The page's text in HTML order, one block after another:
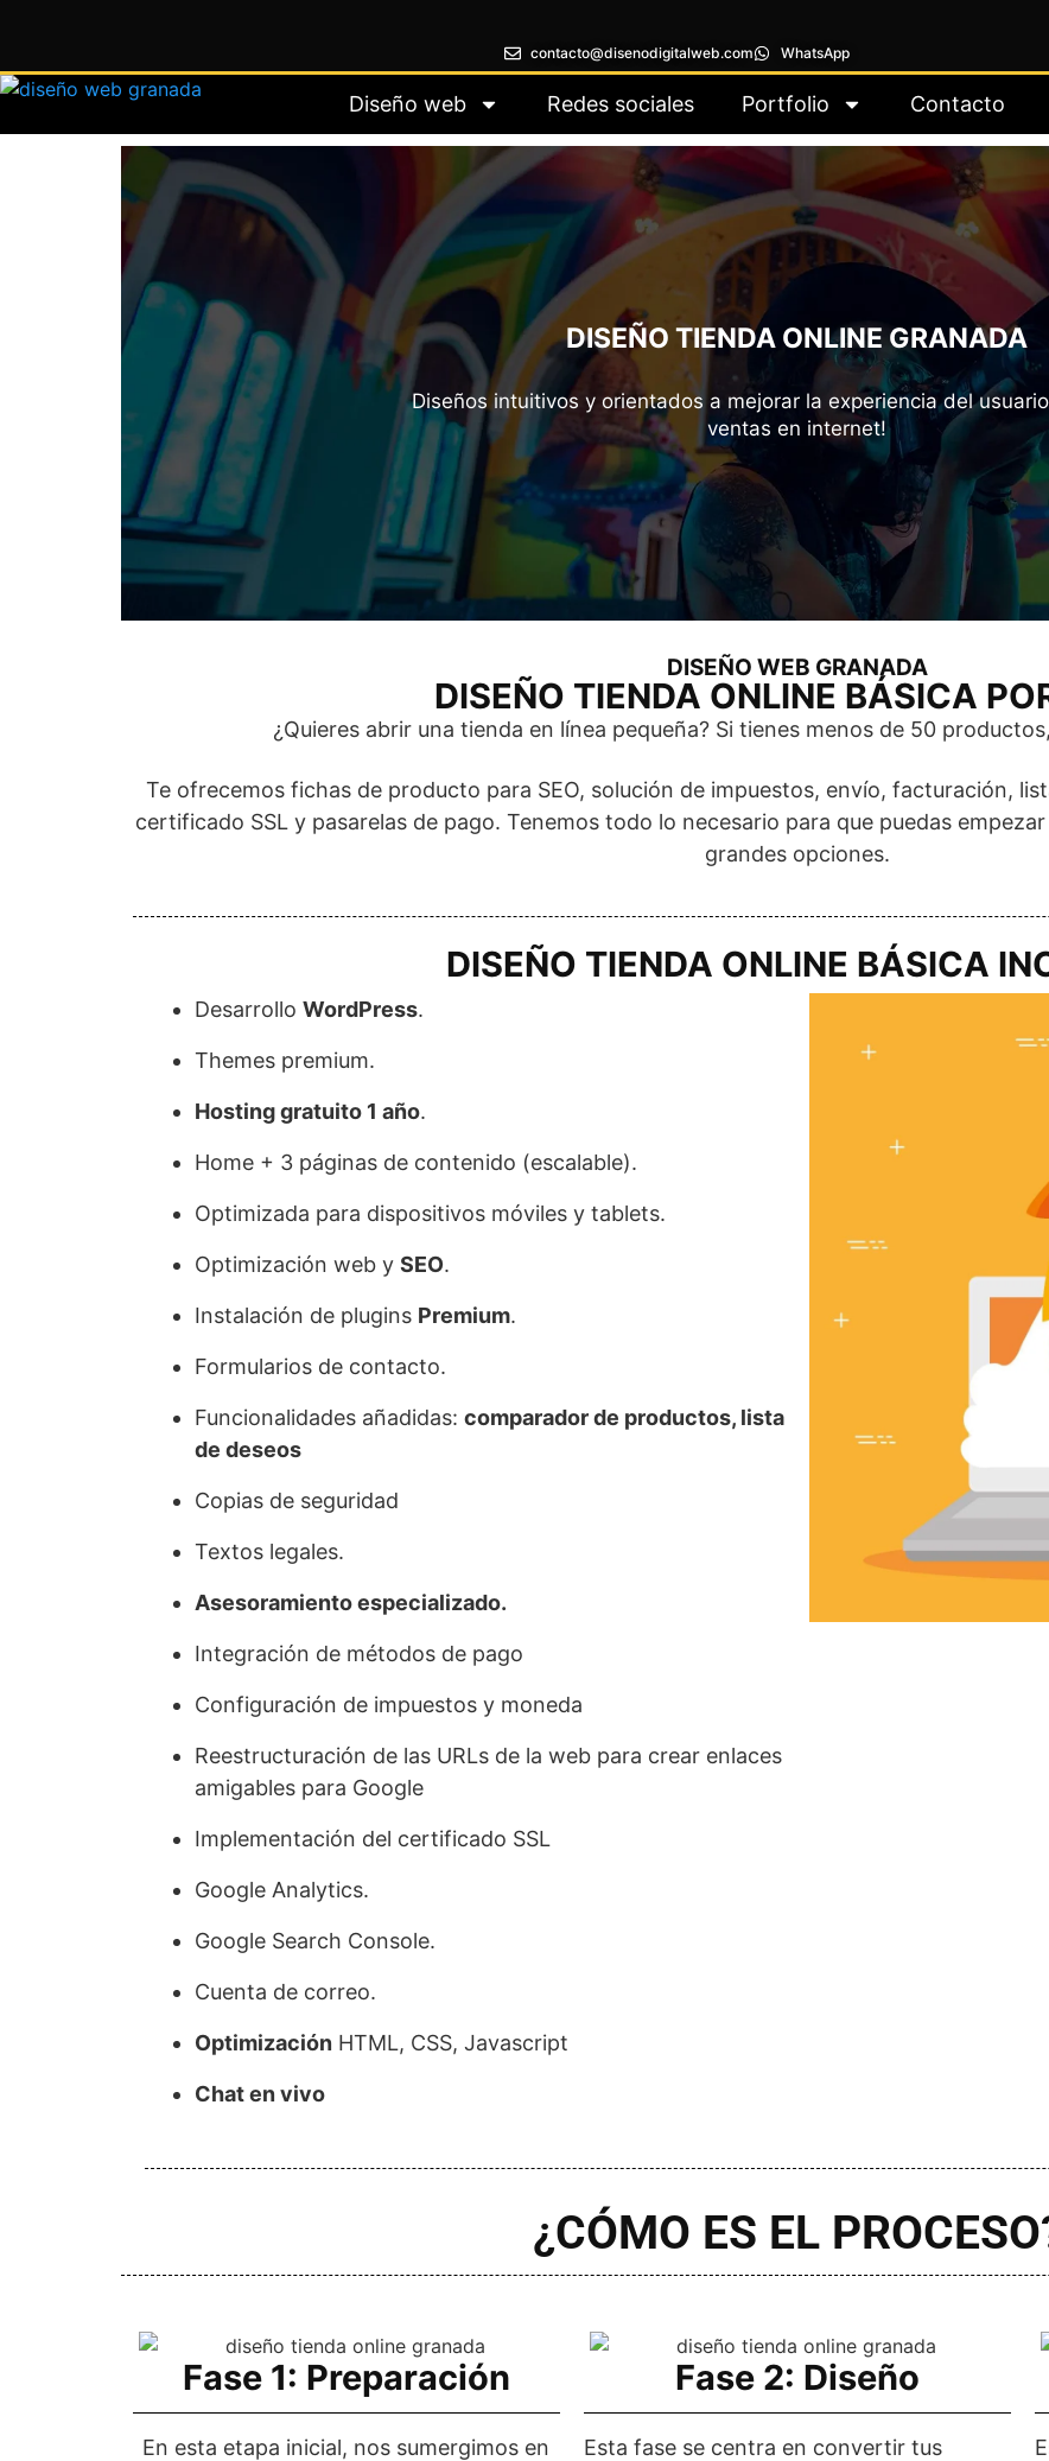
contacto@disenodigitalweb.com WhatsApp
Diseño web Redes sociales Portfolio Contacto
DISEÑO TIENDA ONLINE GRANADA
Diseños intuitivos y orientados a mejorar la experiencia del
ventas en internet!
DISEÑO WEB GRANADA
DISEÑO TIENDA ONLINE BÁSICA
¿Quieres abrir una tienda en línea pequeña? Si tienes menos de 50
Te ofrecemos fichas de producto para SEO, solución de impuestos, envío, facturación,
certificado SSL y pasarelas de pago. Tenemos todo lo necesario para que puedas
grandes opciones.
DISEÑO TIENDA ONLINE BÁSICA
Desarrollo WordPress.
Themes premium.
Hosting gratuito 1 año.
Home + 3 páginas de contenido (escalable).
Optimizada para dispositivos móviles y tablets.
Optimización web y SEO.
Instalación de plugins Premium.
Formularios de contacto.
Funcionalidades añadidas: comparador de productos, lista
de deseos
Copias de seguridad
Textos legales.
Asesoramiento especializado.
Integración de métodos de pago
Configuración de impuestos y moneda
Reestructuración de las URLs de la web para crear enlaces
amigables para Google
Implementación del certificado SSL
Google Analytics.
Google Search Console.
Cuenta de correo.
Optimización HTML, CSS, Javascript
Chat en vivo
¿CÓMO ES EL PROCESO
Fase 1: Preparación
En esta etapa inicial, nos sumergimos en
Fase 2: Diseño
Esta fase se centra en convertir tus